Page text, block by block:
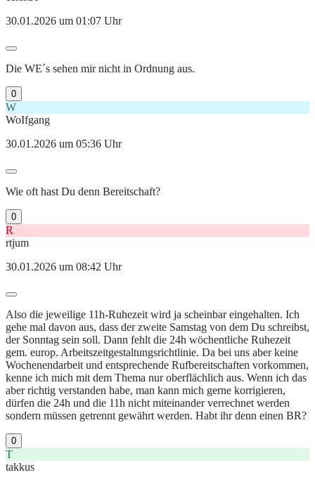
30.01.2026 um 01:07 Uhr
Die WE´s sehen mir nicht in Ordnung aus.
0
W
WoIfgang
30.01.2026 um 05:36 Uhr
Wie oft hast Du denn Bereitschaft?
0
R
rtjum
30.01.2026 um 08:42 Uhr
Also die jeweilige 11h-Ruhezeit wird ja scheinbar eingehalten. Ich
gehe mal davon aus, dass der zweite Samstag von dem Du schreibst,
der Sonntag sein soll. Dann fehlt die 24h wöchentliche Ruhezeit
gem. europ. Arbeitszeitgestaltungsrichtlinie. Da bei uns aber keine
Wochenendarbeit und entsprechende Rufbereitschaften vorkommen,
kenne ich mich mit dem Thema nur oberflächlich aus. Wenn ich das
aber richtig verstanden habe, man kann mich gerne korrigieren,
dürfen die 24h und die 11h nicht miteinander verrechnet werden
sondern müssen getrennt gewährt werden. Habt ihr denn einen BR?
0
T
takkus